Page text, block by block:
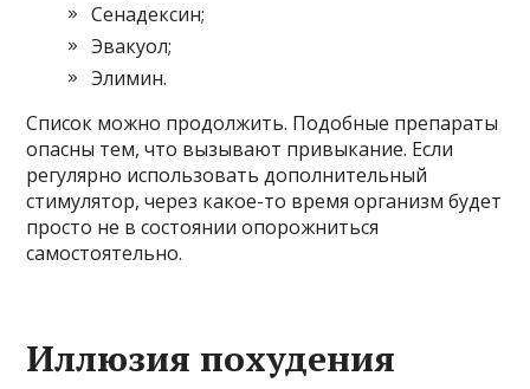
Сенадексин;
Эвакуол;
Элимин.
Список можно продолжить. Подобные препараты
опасны тем, что вызывают привыкание. Если
регулярно использовать дополнительный
стимулятор, через какое-то время организм будет
просто не в состоянии опорожниться
самостоятельно.
Иллюзия похудения